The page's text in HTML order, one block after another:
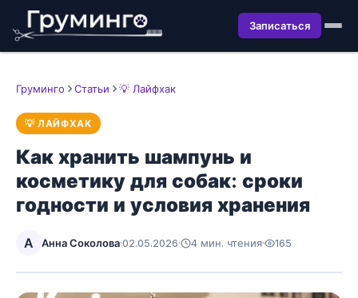
Записаться
Груминго Статьи 💡 Лайфхак
💡 ЛАЙФХАК
Как хранить шампунь и
косметику для собак: сроки
годности и условия хранения
А Анна Соколова·02.05.2026· 4 мин. чтения· 165